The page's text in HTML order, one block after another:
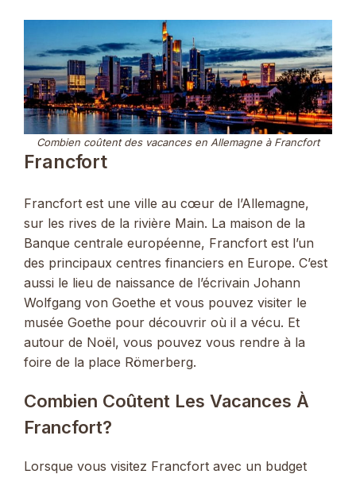
Combien coûtent des vacances en Allemagne à Francfort
Francfort
Francfort est une ville au cœur de l’Allemagne,
sur les rives de la rivière Main. La maison de la
Banque centrale européenne, Francfort est l’un
des principaux centres financiers en Europe. C’est
aussi le lieu de naissance de l’écrivain Johann
Wolfgang von Goethe et vous pouvez visiter le
musée Goethe pour découvrir où il a vécu. Et
autour de Noël, vous pouvez vous rendre à la
foire de la place Römerberg.
Combien Coûtent Les Vacances À
Francfort?
Lorsque vous visitez Francfort avec un budget